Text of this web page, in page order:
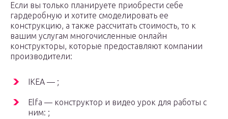
Если вы только планируете приобрести себе
гардеробную и хотите смоделировать ее
конструкцию, а также рассчитать стоимость, то к
вашим услугам многочисленные онлайн
конструкторы, которые предоставляют компании
производители:
IKEA — ;
Elfa — конструктор и видео урок для работы с
ним: ;